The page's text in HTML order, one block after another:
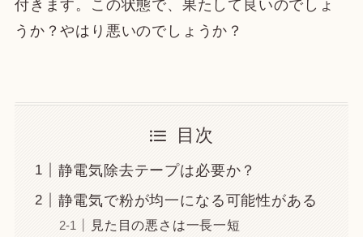
付きます。この状態で、果たして良いのでしょ
うか？やはり悪いのでしょうか？
目次
静電気除去テープは必要か？
静電気で粉が均一になる可能性がある
見た目の悪さは一長一短